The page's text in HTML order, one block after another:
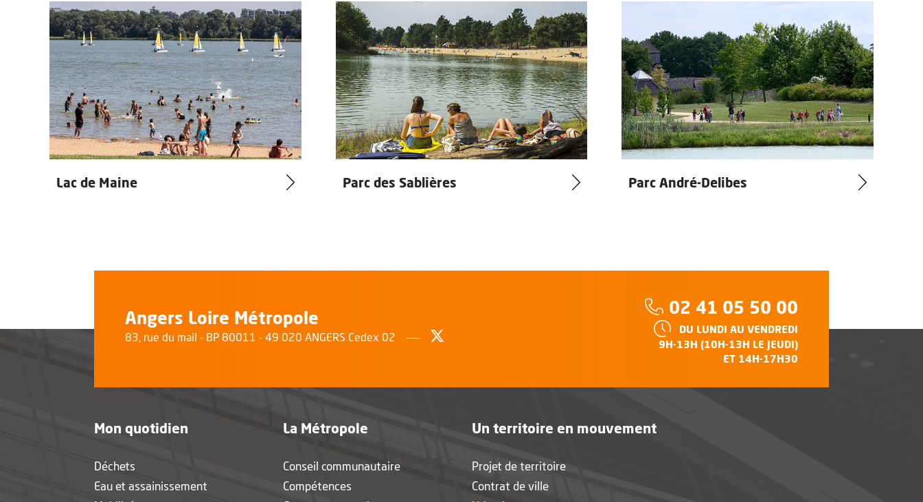
Lac de Maine Parc des Sablières Parc André-Delibes
Angers Loire Métropole
83, rue du mail - BP 80011 - 49 020 ANGERS Cedex 02
Téléphone :
02 41 05 50 00
HORAIRES :
DU LUNDI AU VENDREDI
9H-13H (10H-13H LE JEUDI)
ET 14H-17H30
Mon quotidien
Déchets
Eau et assainissement
La Métropole
Conseil communautaire
Compétences
Un territoire en mouvement
Projet de territoire
Contrat de ville